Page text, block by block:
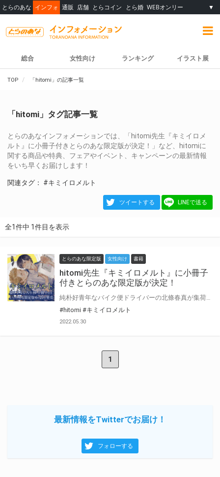
とらのあな インフォ 通販 店舗 とらコイン とら婚 WEBオンリー ▼
総合 女性向け ランキング イラスト展
TOP 「hitomi」の記事一覧
「hitomi」タグ記事一覧
とらのあなインフォメーションでは、「hitomi先生『キミイロメ
ルト』に小冊子付きとらのあな限定版が決定！」など、hitomiに
関する商品や特典、フェアやイベント、キャンペーンの最新情報
をいち早くお届けします！
関連タグ： #キミイロメルト
ツイートする LINEで送る
全1件中 1件目を表示
とらのあな限定版 女性向け 書籍
hitomi先生『キミイロメルト』に小冊子
付きとらのあな限定版が決定！
#hitomi #キミイロメルト
2022.05.30
1
最新情報をTwitterでお届け！
フォローする